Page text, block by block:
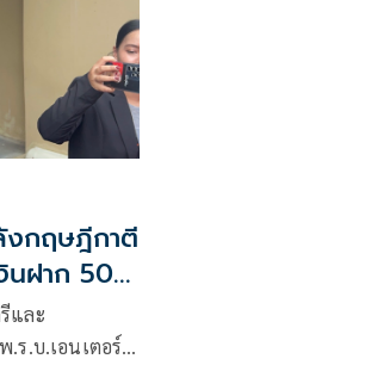
งกฤษฎีกาตี
นฝาก 50
และ
ร.บ.เอนเตอร์